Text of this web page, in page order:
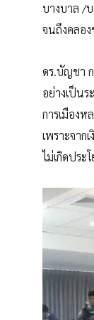
บางบาล /
จนถึงคลอ
ดร.บัญชา
อย่างเป็น
การเมือง
เพราะจา
ไม่เกิดประ